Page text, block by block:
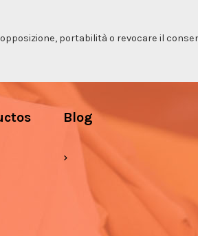
portabilità o revocare il
Blog